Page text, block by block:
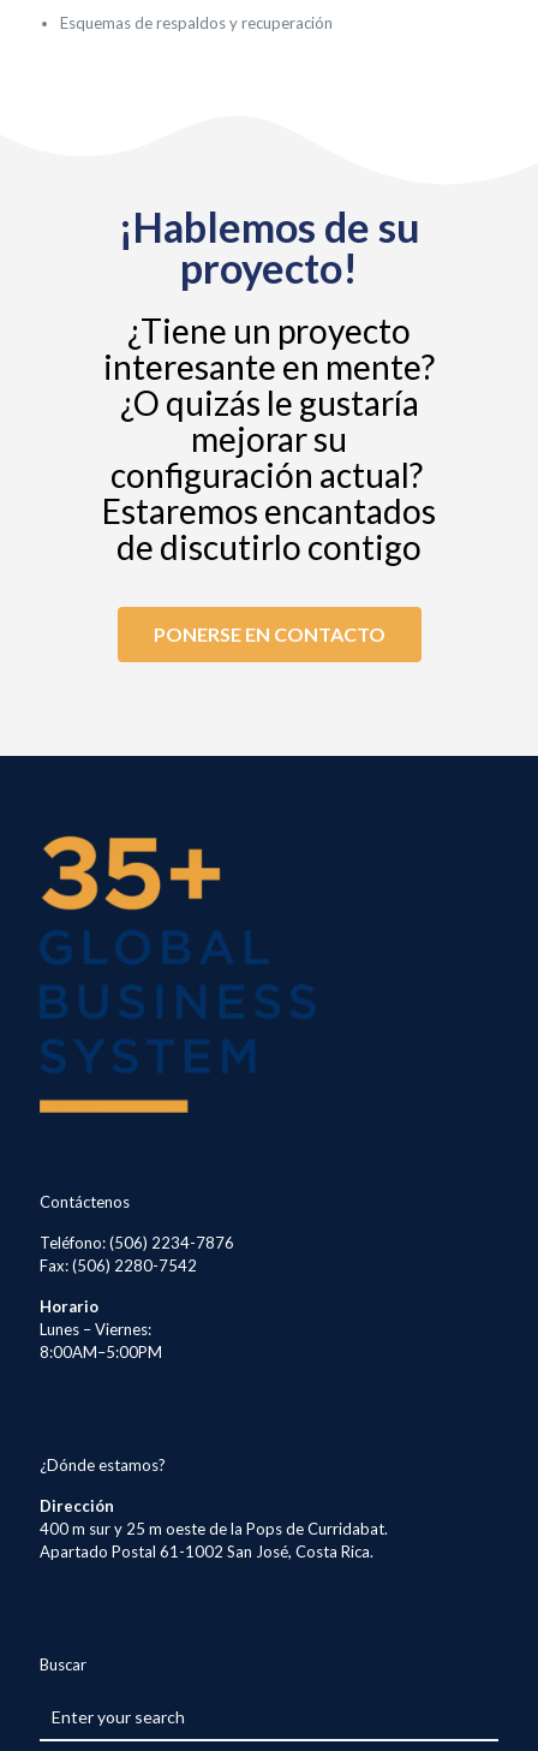
Esquemas de respaldos y recuperación
¡Hablemos de su
proyecto!
¿Tiene un proyecto
interesante en mente?
¿O quizás le gustaría
mejorar su
configuración actual?
Estaremos encantados
de discutirlo contigo
PONERSE EN CONTACTO
Contáctenos
Teléfono: (506) 2234-7876
Fax: (506) 2280-7542
Horario
Lunes – Viernes:
8:00AM–5:00PM
¿Dónde estamos?
Dirección
400 m sur y 25 m oeste de la Pops de Curridabat.
Apartado Postal 61-1002 San José, Costa Rica.
Buscar